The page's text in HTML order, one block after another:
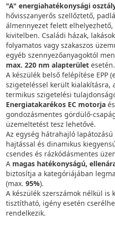
"A" energiahatékonysági
hővisszanyerős szellőztető,
álmennyezet felett elhelyezhető,
kivitelben. Családi házak,
folyamatos vagy szakaszos
egyéb szennyezőanyagoktól
max. 220 nm alapterület esetén.
A készülék belső felépítése EPP
szigeteléssel került kialakításra,
termikus szigetelési
Energiatakarékos EC motorja
gondozásmentes gördülő-
üzemeltetést tesz lehetővé.
Az egység hátrahajló
hajtással és dinamikus
csendes és rázkódásmentes
A magas hatékonyságú,
biztosítja a kategóriájában
(max. 95%).
A készülék szerszámok nélkül is
tisztítható, igény esetén
rendelkezik.